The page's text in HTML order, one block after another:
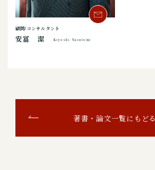
顧問/コンサルタント
安冨 潔 Kiyoshi Yasutomi
著書・論文一覧にもどる